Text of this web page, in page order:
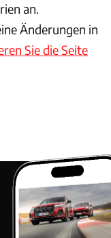
an.
Änderungen in
Sie die Seite